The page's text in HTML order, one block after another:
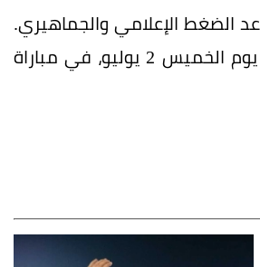
في ظل تصاعد الضغط الإعلامي والجماهيري.
ويستعد المنتخب لمواجهة قوية أمام كرواتيا في الأدوار الإقصائية يوم الخميس 2 يوليو، في مباراة